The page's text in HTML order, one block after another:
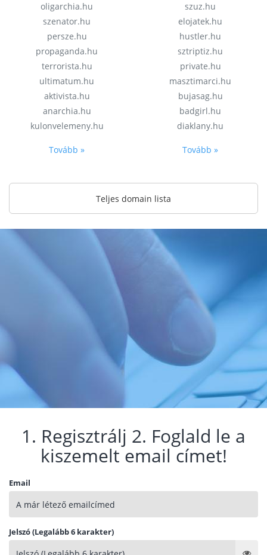
oligarchia.hu
szenator.hu
persze.hu
propaganda.hu
terrorista.hu
ultimatum.hu
aktivista.hu
anarchia.hu
kulonvelemeny.hu
Tovább »
szuz.hu
elojatek.hu
hustler.hu
sztriptiz.hu
private.hu
masztimarci.hu
bujasag.hu
badgirl.hu
diaklany.hu
Tovább »
Teljes domain lista
1. Regisztrálj 2. Foglald le a
kiszemelt email címet!
Email
Jelszó (Legalább 6 karakter)